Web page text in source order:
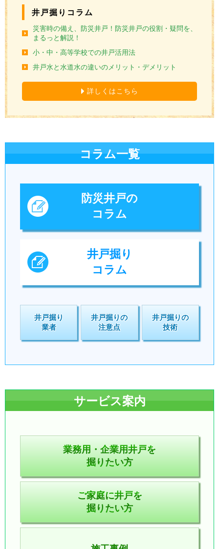
井戸掘りコラム
災害時の備え、防災井戸！防災井戸の役割・疑問を、
まるっと解説！
小・中・高等学校での井戸活用法
井戸水と水道水の違いのメリット・デメリット
詳しくはこちら
コラム一覧
防災井戸の
コラム
井戸掘り
コラム
井戸掘り
業者
井戸掘りの
注意点
井戸掘りの
技術
サービス案内
業務用・企業用井戸を
掘りたい方
ご家庭に井戸を
掘りたい方